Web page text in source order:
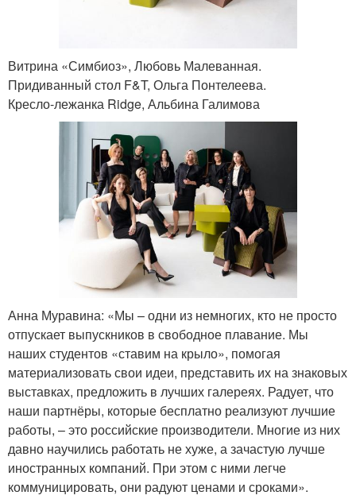
Витрина «Симбиоз», Любовь Малеванная.
Придиванный стол F&T, Ольга Понтелеева.
Кресло-лежанка Ridge, Альбина Галимова
Анна Муравина: «Мы – одни из немногих, кто не просто
отпускает выпускников в свободное плавание. Мы
наших студентов «ставим на крыло», помогая
материализовать свои идеи, представить их на знаковых
выставках, предложить в лучших галереях. Радует, что
наши партнёры, которые бесплатно реализуют лучшие
работы, – это российские производители. Многие из них
давно научились работать не хуже, а зачастую лучше
иностранных компаний. При этом с ними легче
коммуницировать, они радуют ценами и сроками».